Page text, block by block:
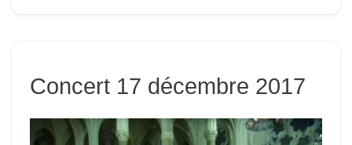
Concert 17 décembre 2017